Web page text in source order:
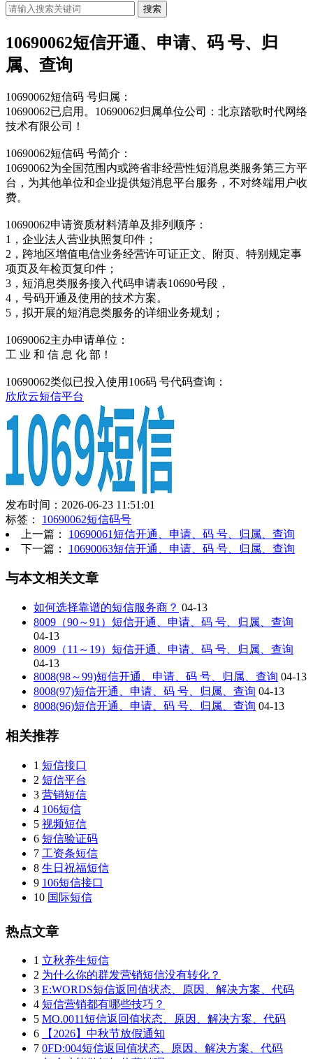
搜索
10690062短信开通、申请、码 号、归
属、查询
10690062短信码 号归属：
10690062已启用。10690062归属单位公司：北京踏歌时代网络
技术有限公司！
10690062短信码 号简介：
10690062为全国范围内或跨省非经营性短消息类服务第三方平
台，为其他单位和企业提供短消息平台服务，不对终端用户收
费。
10690062申请资质材料清单及排列顺序：
1，企业法人营业执照复印件；
2，跨地区增值电信业务经营许可证正文、附页、特别规定事
项页及年检页复印件；
3，短消息类服务接入代码申请表10690号段，
4，号码开通及使用的技术方案。
5，拟开展的短消息类服务的详细业务规划；
10690062主办申请单位：
工 业 和 信 息 化 部！
10690062类似已投入使用106码 号代码查询：
欣欣云短信平台
发布时间：2026-06-23 11:51:01
标签： 10690062短信码号
上一篇： 10690061短信开通、申请、码 号、归属、查询
下一篇： 10690063短信开通、申请、码 号、归属、查询
与本文相关文章
如何选择靠谱的短信服务商？ 04-13
8009（90～91）短信开通、申请、码 号、归属、查询
04-13
8009（11～19）短信开通、申请、码 号、归属、查询
04-13
8008(98～99)短信开通、申请、码 号、归属、查询 04-13
8008(97)短信开通、申请、码 号、归属、查询 04-13
8008(96)短信开通、申请、码 号、归属、查询 04-13
相关推荐
1 短信接口
2 短信平台
3 营销短信
4 106短信
5 视频短信
6 短信验证码
7 工资条短信
8 生日祝福短信
9 106短信接口
10 国际短信
热点文章
1 立秋养生短信
2 为什么你的群发营销短信没有转化？
3 E:WORDS短信返回值状态、原因、解决方案、代码
4 短信营销都有哪些技巧？
5 MO.0011短信返回值状态、原因、解决方案、代码
6
【2026】中秋节放假通知
7 0FD:004短信返回值状态、原因、解决方案、代码